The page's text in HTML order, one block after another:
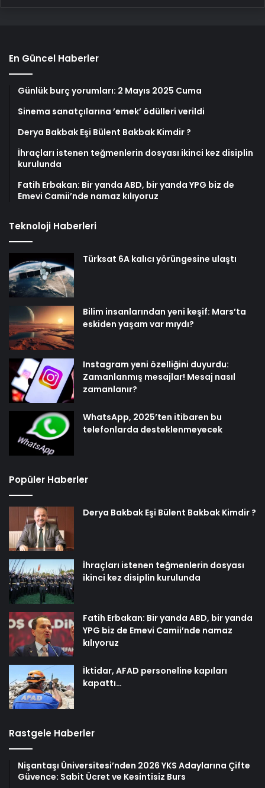
En Güncel Haberler
Günlük burç yorumları: 2 Mayıs 2025 Cuma
Sinema sanatçılarına ’emek’ ödülleri verildi
Derya Bakbak Eşi Bülent Bakbak Kimdir ?
İhraçları istenen teğmenlerin dosyası ikinci kez disiplin
kurulunda
Fatih Erbakan: Bir yanda ABD, bir yanda YPG biz de
Emevi Camii’nde namaz kılıyoruz
Teknoloji Haberleri
Türksat 6A kalıcı yörüngesine ulaştı
Bilim insanlarından yeni keşif: Mars’ta
eskiden yaşam var mıydı?
Instagram yeni özelliğini duyurdu:
Zamanlanmış mesajlar! Mesaj nasıl
zamanlanır?
WhatsApp, 2025’ten itibaren bu
telefonlarda desteklenmeyecek
Popüler Haberler
Derya Bakbak Eşi Bülent Bakbak Kimdir ?
İhraçları istenen teğmenlerin dosyası
ikinci kez disiplin kurulunda
Fatih Erbakan: Bir yanda ABD, bir yanda
YPG biz de Emevi Camii’nde namaz
kılıyoruz
İktidar, AFAD personeline kapıları
kapattı…
Rastgele Haberler
Nişantaşı Üniversitesi’nden 2026 YKS Adaylarına Çifte
Güvence: Sabit Ücret ve Kesintisiz Burs